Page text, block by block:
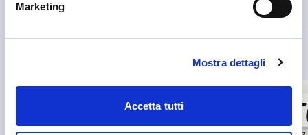
Marketing
Mostra dettagli
Accetta tutti